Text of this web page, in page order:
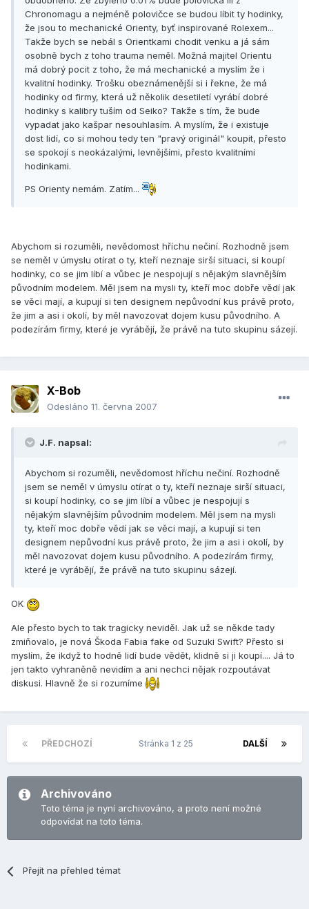
Chronomagu a nejméně polovičce se budou líbit ty hodinky,
že jsou to mechanické Orienty, byť inspirované Rolexem...
Takže bych se nebál s Orientkami chodit venku a já sám
osobně bych z toho trauma neměl. Možná majitel Orientu
má dobrý pocit z toho, že má mechanické a myslím že i
kvalitní hodinky. Trošku obeznámenější si i řekne, že má
hodinky od firmy, která už několik desetiletí vyrábí dobré
hodinky s kalibry tuším od Seiko? Takže s tím, že bude
vypadat jako kašpar nesouhlasím. A myslím, že i existuje
dost lidí, co si mohou tedy ten "pravý originál" koupit, přesto
se spokojí s neokázalými, levnějšími, přesto kvalitními
hodinkami.
PS Orienty nemám. Zatím...
Abychom si rozuměli, nevědomost hříchu nečiní. Rozhodně jsem
se neměl v úmyslu otírat o ty, kteří neznaje sirší situaci, si koupí
hodinky, co se jim líbí a vůbec je nespojují s nějakým slavnějším
původním modelem. Měl jsem na mysli ty, kteří moc dobře vědí jak
se věci mají, a kupují si ten designem nepůvodní kus právě proto,
že jim a asi i okolí, by měl navozovat dojem kusu původního. A
podezírám firmy, které je vyrábějí, že právě na tuto skupinu sázejí.
X-Bob
Odesláno 11. června 2007
J.F. napsal:
Abychom si rozuměli, nevědomost hříchu nečiní. Rozhodně
jsem se neměl v úmyslu otírat o ty, kteří neznaje sirší situaci,
si koupí hodinky, co se jim líbí a vůbec je nespojují s
nějakým slavnějším původním modelem. Měl jsem na mysli
ty, kteří moc dobře vědí jak se věci mají, a kupují si ten
designem nepůvodní kus právě proto, že jim a asi i okolí, by
měl navozovat dojem kusu původního. A podezírám firmy,
které je vyrábějí, že právě na tuto skupinu sázejí.
OK
Ale přesto bych to tak tragicky neviděl. Jak už se někde tady
zmiňovalo, je nová Škoda Fabia fake od Suzuki Swift? Přesto si
myslím, že ikdyž to hodně lidí bude vědět, klidně si ji koupí.... Já to
jen takto vyhraněně nevidím a ani nechci nějak rozpoutávat
diskusi. Hlavně že si rozumíme
PŘEDCHOZÍ DALŠÍ
Stránka 1 z 25
Archivováno
Toto téma je nyní archivováno, a proto není možné
odpovídat na toto téma.
Přejít na přehled témat